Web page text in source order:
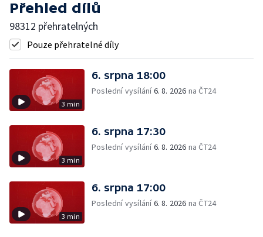
Přehled dílů
98312 přehratelných
Pouze přehratelné díly
3 min
6. srpna 18:00
Poslední vysílání6. 8. 2026 na ČT24
3 min
6. srpna 17:30
Poslední vysílání6. 8. 2026 na ČT24
3 min
6. srpna 17:00
Poslední vysílání6. 8. 2026 na ČT24